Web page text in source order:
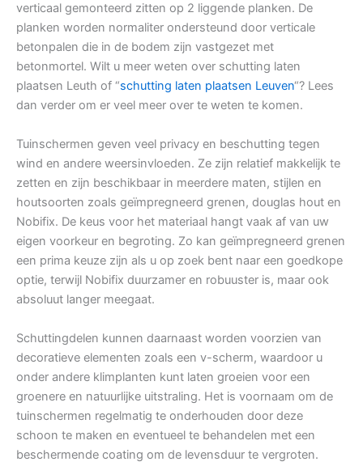
verticaal gemonteerd zitten op 2 liggende planken. De
planken worden normaliter ondersteund door verticale
betonpalen die in de bodem zijn vastgezet met
betonmortel. Wilt u meer weten over schutting laten
plaatsen Leuth of “schutting laten plaatsen Leuven“? Lees
dan verder om er veel meer over te weten te komen.
Tuinschermen geven veel privacy en beschutting tegen
wind en andere weersinvloeden. Ze zijn relatief makkelijk te
zetten en zijn beschikbaar in meerdere maten, stijlen en
houtsoorten zoals geïmpregneerd grenen, douglas hout en
Nobifix. De keus voor het materiaal hangt vaak af van uw
eigen voorkeur en begroting. Zo kan geïmpregneerd grenen
een prima keuze zijn als u op zoek bent naar een goedkope
optie, terwijl Nobifix duurzamer en robuuster is, maar ook
absoluut langer meegaat.
Schuttingdelen kunnen daarnaast worden voorzien van
decoratieve elementen zoals een v-scherm, waardoor u
onder andere klimplanten kunt laten groeien voor een
groenere en natuurlijke uitstraling. Het is voornaam om de
tuinschermen regelmatig te onderhouden door deze
schoon te maken en eventueel te behandelen met een
beschermende coating om de levensduur te vergroten.